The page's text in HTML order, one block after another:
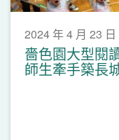
2024 年 4 月 23 日
嗇色園大型閱
師生牽手築長